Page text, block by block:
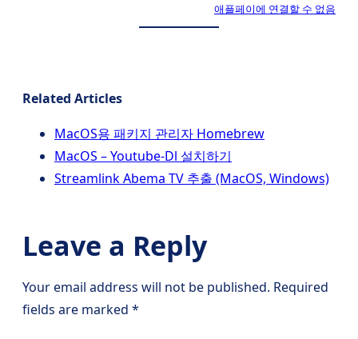
애플페이에 연결할 수 없음
Related Articles
MacOS용 패키지 관리자 Homebrew
MacOS – Youtube-Dl 설치하기
Streamlink Abema TV 추출 (MacOS, Windows)
Leave a Reply
Your email address will not be published. Required
fields are marked *